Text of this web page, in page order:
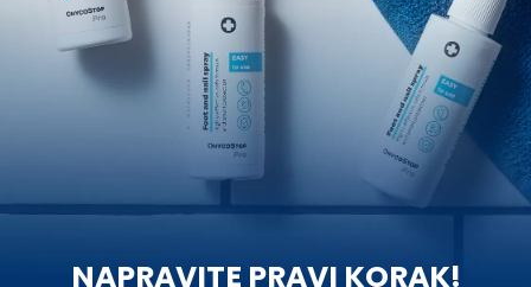
NAPRAVITE PRAVI KORAK!